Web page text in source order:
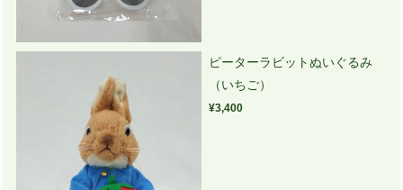
ピーターラビットぬいぐるみ
（いちご）
¥3,400